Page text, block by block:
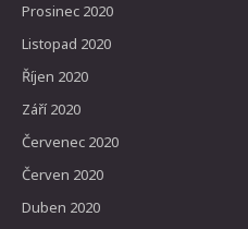
Prosinec 2020
Listopad 2020
Říjen 2020
Září 2020
Červenec 2020
Červen 2020
Duben 2020